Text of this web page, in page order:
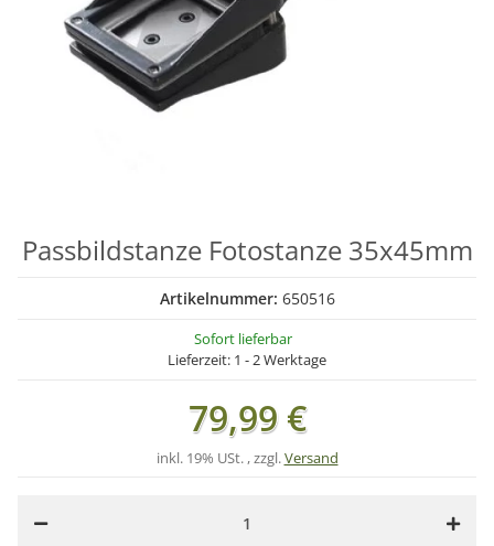
Passbildstanze Fotostanze 35x45mm
Artikelnummer: 650516
Sofort lieferbar
Lieferzeit: 1 - 2 Werktage
79,99 €
inkl. 19% USt. , zzgl.Versand